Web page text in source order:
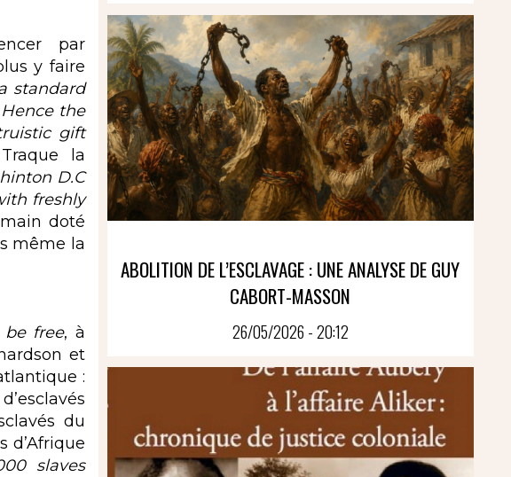
par
y faire
standard
the
gift
la
D.C
freshly
doté
même la
be free, à
et
:
du
d’Afrique
slaves
ABOLITION DE L’ESCLAVAGE : UNE ANALYSE DE GUY
CABORT-MASSON
26/05/2026 - 20:12